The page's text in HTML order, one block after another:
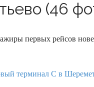
(46
первых рейсов